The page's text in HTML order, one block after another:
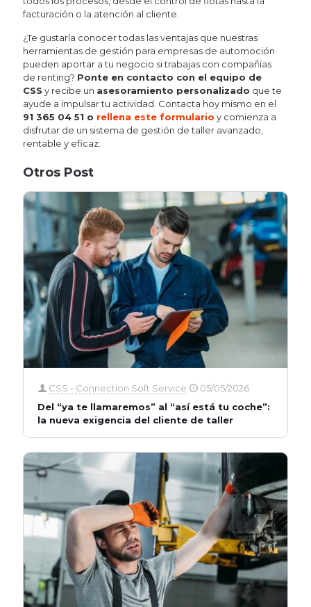
facturación o la atención al cliente.
¿Te gustaría conocer todas las ventajas que nuestras
herramientas de gestión para empresas de automoción
pueden aportar a tu negocio si trabajas con compañías
de renting? Ponte en contacto con el equipo de
CSS y recibe un asesoramiento personalizado que te
ayude a impulsar tu actividad. Contacta hoy mismo en el
91 365 04 51 o rellena este formulario y comienza a
disfrutar de un sistema de gestión de taller avanzado,
rentable y eficaz.
Otros Post
CSS - Connection Soft Service
05/05/2026
Del “ya te llamaremos” al “así está tu coche”:
la nueva exigencia del cliente de taller